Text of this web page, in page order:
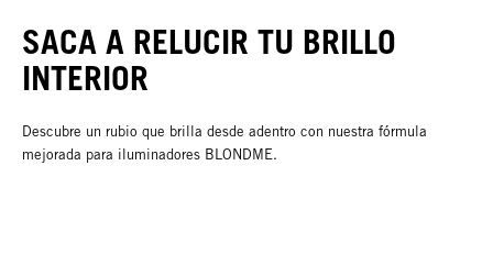
SACA A RELUCIR TU BRILLO
INTERIOR
Descubre un rubio que brilla desde adentro con nuestra fórmula
mejorada para iluminadores BLONDME.